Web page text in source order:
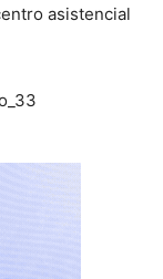
asistencial